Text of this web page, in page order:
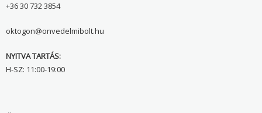
+36 30 732 3854
oktogon@onvedelmibolt.hu
NYITVA TARTÁS:
H-SZ: 11:00-19:00